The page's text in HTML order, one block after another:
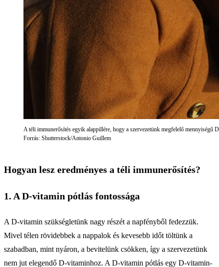
A téli immunerősítés egyik alappillére, hogy a szervezetünk megfelelő mennyiségű
Forrás: Shutterstock/Antonio Guillem
Hogyan lesz eredményes a téli immunerősítés?
1. A D-vitamin pótlás fontossága
A D-vitamin szükségletünk nagy részét a napfényből fedezzük.
Mivel télen rövidebbek a nappalok és kevesebb időt töltünk a
szabadban, mint nyáron, a bevitelünk csökken, így a szervezetünk
nem jut elegendő D-vitaminhoz. A D-vitamin pótlás egy D-vitamin-